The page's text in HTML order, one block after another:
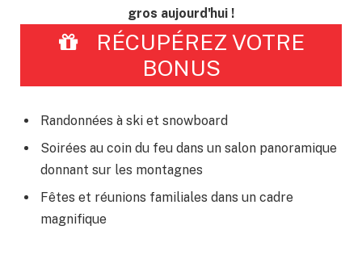
gros aujourd'hui !
RÉCUPÉREZ VOTRE
BONUS
Randonnées à ski et snowboard
Soirées au coin du feu dans un salon panoramique
donnant sur les montagnes
Fêtes et réunions familiales dans un cadre
magnifique